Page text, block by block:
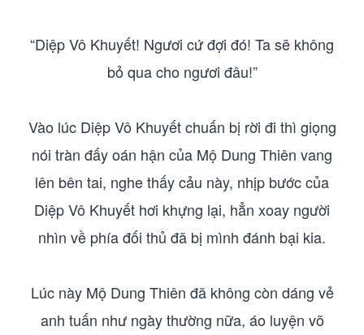
“Diệp Vô Khuyết! Ngươi cứ đợi đó! Ta sẽ không
bỏ qua cho ngươi đâu!”
Vào lúc Diệp Vô Khuyết chuấn bị rời đi thì giọng
nói tràn đấy oán hận của Mộ Dung Thiên vang
lên bên tai, nghe thấy cảu này, nhịp bước của
Diệp Vô Khuyết hơi khựng lại, hẳn xoay người
nhìn về phía đối thủ đã bị mình đánh bại kia.
Lúc này Mộ Dung Thiên đã không còn dáng vẻ
anh tuấn như ngày thường nữa, áo luyện võ